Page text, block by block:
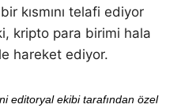
kısmını telafi ediyor
kripto para birimi hala
hareket ediyor.
editoryal ekibi tarafından özel